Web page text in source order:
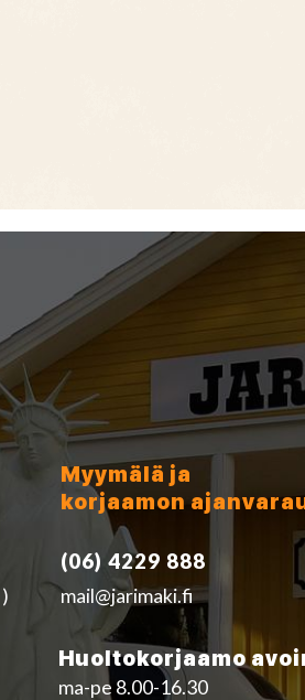
)
Myymälä ja
korjaamon
(06) 4229 888
mail@jarimaki.fi
Huoltokorjaamo
ma-pe 8.00-16.30